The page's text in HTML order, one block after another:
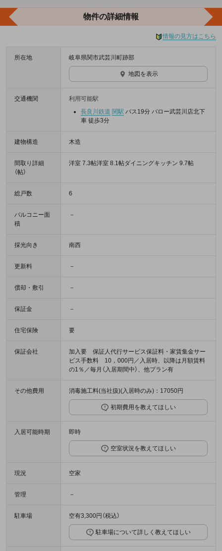
物件の詳細情報
情報の見方はこちら
所在地 岐阜県関市武芸川町跡部
地図を表示
交通機関
利用可能駅
長良川鉄道 関駅 バス19分 バロー武芸川店北下
車 徒歩3分
建物構造 木造
間取り詳細
（帖）
洋室 7.3帖洋室 8.1帖ダイニングキッチン 9.7帖
総戸数 6
バルコニー面
積
－
採光向き 南西
更新料 －
償却・敷引 －
保証金 －
住宅保険 要
保証会社
加入要 保証人代行サービス保証料・家賃集金サー
ビス手数料 10，000円／入居時、以降は月額賃料
の1％／毎月（入居期間中）、他プラン有
その他費用 消毒施工料(当社扱)(入居時のみ)：17050円
初期費用を教えてほしい
入居可能時期 即時
空室状況を教えてほしい
現況 空家
管理 －
駐車場 空有3,300円（税込）
駐車場について詳しく教えてほしい